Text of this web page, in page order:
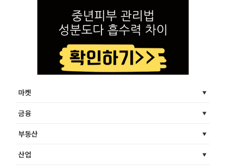
마켓
금융
부동산
산업